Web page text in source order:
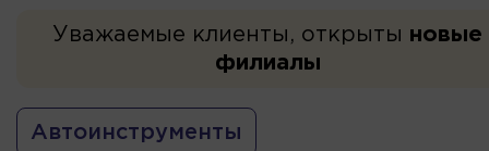
Уважаемые клиенты, открыты новые
филиалы
Автоинструменты